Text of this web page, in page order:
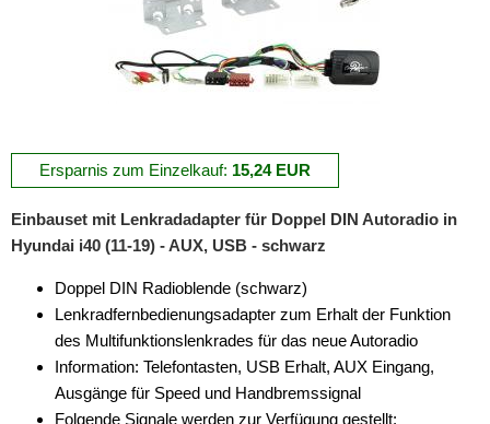
für Alfa Romeo
für Cadillac
für Chevrolet
für Chrysler
für Citroen
für Dacia
für Daewoo
Ersparnis zum Einzelkauf: 15,24 EUR
Einbauset mit Lenkradadapter für Doppel DIN Autoradio in
Hyundai i40 (11-19) - AUX, USB - schwarz
Doppel DIN Radioblende (schwarz)
Lenkradfernbedienungsadapter zum Erhalt der Funktion
des Multifunktionslenkrades für das neue Autoradio
Information: Telefontasten, USB Erhalt, AUX Eingang,
Ausgänge für Speed und Handbremssignal
Folgende Signale werden zur Verfügung gestellt: